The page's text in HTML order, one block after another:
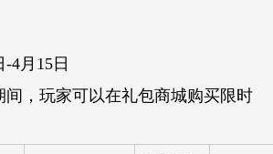
4月15日
间，玩家可以在礼包商城购买限时